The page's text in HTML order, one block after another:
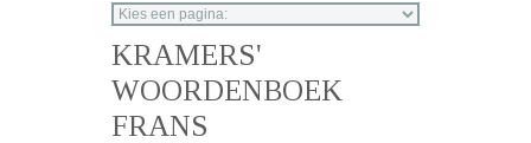
KRAMERS'
WOORDENBOEK
FRANS